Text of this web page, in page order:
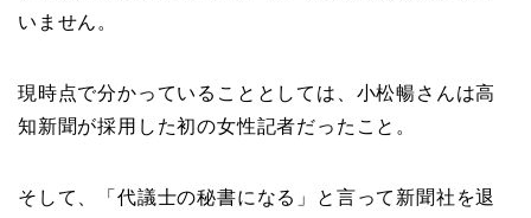
いません。
現時点で分かっていることとしては、小松暢さんは高
知新聞が採用した初の女性記者だったこと。
そして、「代議士の秘書になる」と言って新聞社を退